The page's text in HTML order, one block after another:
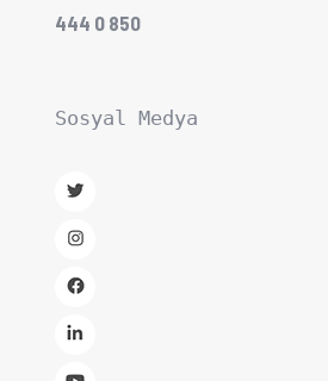
444 0 850
Sosyal Medya